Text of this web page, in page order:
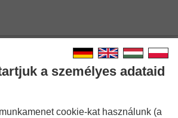
ORSÓK
a személyes adataid
cookie-kat használunk (a